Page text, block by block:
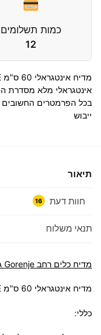
כמות תשלומים
12
בכל הפרמטרים החשובים
ייבוש
תיאור
חוות דעת 16
תנאי משלוח
מדיח כלים ‏רחב Gorenje גורנייה דגם GV61224
מדיח אינטגראלי 60 ס"מ GORENJE מדגם:GV61224
כללי: